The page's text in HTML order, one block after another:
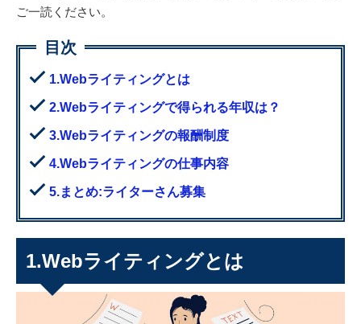
ご一読ください。
1.Webライティングとは
2.Webライティングで得られる年収は？
3.Webライティングの報酬制度
4.Webライティングの仕事内容
5.まとめ:ライターさん募集
1.Webライティングとは